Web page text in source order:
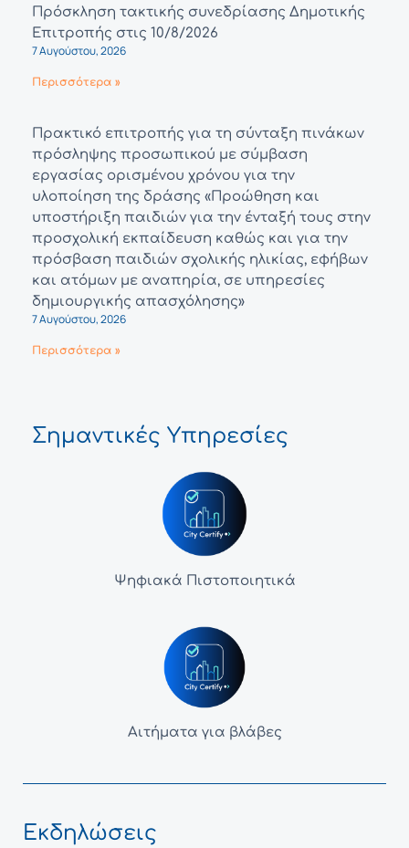
Πρόσκληση τακτικής συνεδρίασης Δημοτικής
Επιτροπής στις 10/8/2026
7 Αυγούστου, 2026
Περισσότερα »
Πρακτικό επιτροπής για τη σύνταξη πινάκων
πρόσληψης προσωπικού με σύμβαση
εργασίας ορισμένου χρόνου για την
υλοποίηση της δράσης «Προώθηση και
υποστήριξη παιδιών για την ένταξή τους στην
προσχολική εκπαίδευση καθώς και για την
πρόσβαση παιδιών σχολικής ηλικίας, εφήβων
και ατόμων με αναπηρία, σε υπηρεσίες
δημιουργικής απασχόλησης»
7 Αυγούστου, 2026
Περισσότερα »
Σημαντικές Υπηρεσίες
Ψηφιακά Πιστοποιητικά
Αιτήματα για βλάβες
Εκδηλώσεις